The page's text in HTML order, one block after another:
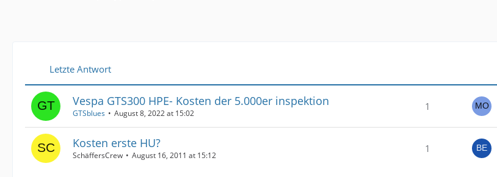
Letzte Antwort
Vespa GTS300 HPE- Kosten der 5.000er inspektion
GTSblues August 8, 2022 at 15:02
1
Kosten erste HU?
SchäffersCrew August 16, 2011 at 15:12
1